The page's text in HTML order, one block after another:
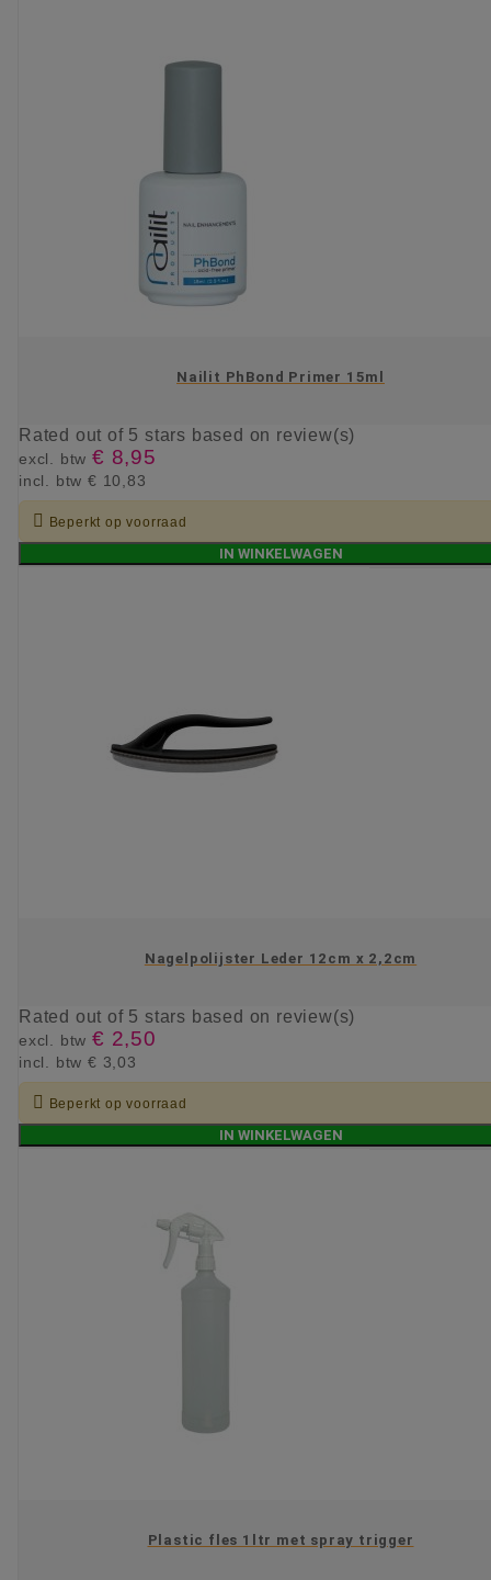
Nailit PhBond Primer 15ml
Rated out of 5 stars based on review(s)
excl. btw € 8,95
incl. btw € 10,83
 Beperkt op voorraad
IN WINKELWAGEN
Nagelpolijster Leder 12cm x 2,2cm
Rated out of 5 stars based on review(s)
excl. btw € 2,50
incl. btw € 3,03
 Beperkt op voorraad
IN WINKELWAGEN
Plastic fles 1ltr met spray trigger